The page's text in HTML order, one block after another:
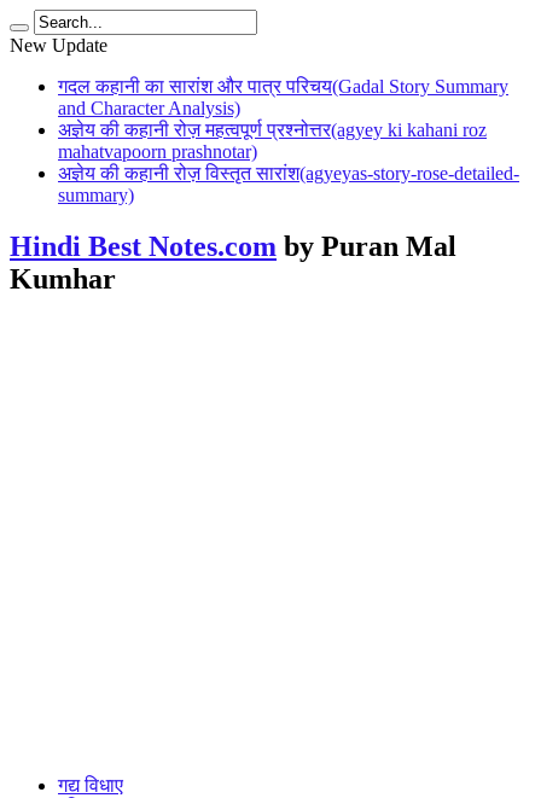
New Update
गदल कहानी का सारांश और पात्र परिचय(Gadal Story Summary
and Character Analysis)
अज्ञेय की कहानी रोज़ महत्वपूर्ण प्रश्नोत्तर(agyey ki kahani roz
mahatvapoorn prashnotar)
अज्ञेय की कहानी रोज़ विस्तृत सारांश(agyeyas-story-rose-detailed-
summary)
Hindi Best Notes.com by Puran Mal
Kumhar
गद्य विधाए